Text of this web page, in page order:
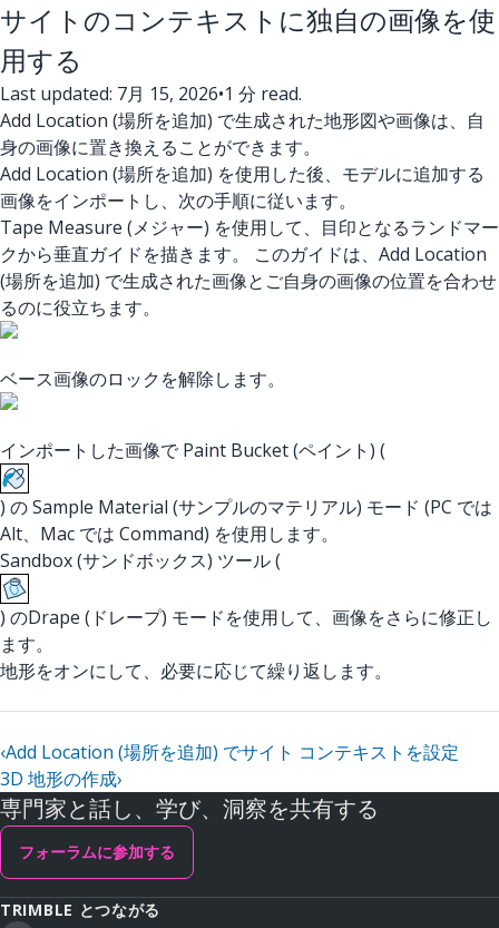
サイトのコンテキストに独自の画像を使
用する
Last updated: 7月 15, 2026•1 分 read.
Add Location (場所を追加) で生成された地形図や画像は、自
身の画像に置き換えることができます。
Add Location (場所を追加) を使用した後、モデルに追加する
画像をインポートし、次の手順に従います。
Tape Measure (メジャー) を使用して、目印となるランドマー
クから垂直ガイドを描きます。 このガイドは、Add Location
(場所を追加) で生成された画像とご自身の画像の位置を合わせ
るのに役立ちます。
ベース画像のロックを解除します。
インポートした画像で Paint Bucket (ペイント) (
) の Sample Material (サンプルのマテリアル) モード (PC では
Alt、Mac では Command) を使用します。
Sandbox (サンドボックス) ツール (
) のDrape (ドレープ) モードを使用して、画像をさらに修正し
ます。
地形をオンにして、必要に応じて繰り返します。
‹Add Location (場所を追加) でサイト コンテキストを設定
3D 地形の作成›
専門家と話し、学び、洞察を共有する
フォーラムに参加する
TRIMBLE とつながる